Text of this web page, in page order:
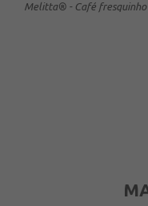
Melitta® - Café fresquinho